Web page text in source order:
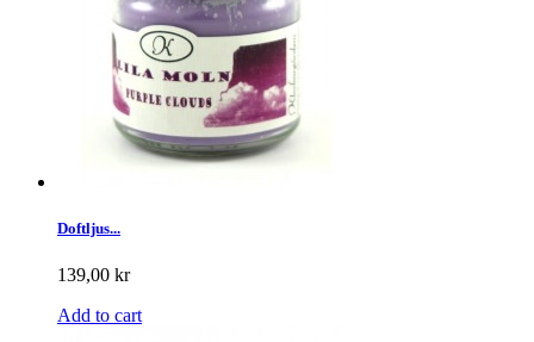
Doftljus...
139,00 kr
Add to cart